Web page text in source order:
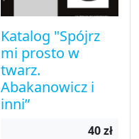
Katalog "Spójrz
mi prosto w
twarz.
Abakanowicz i
inni”
40 zł